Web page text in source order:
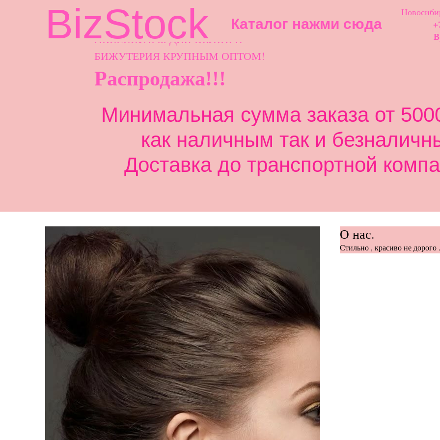
АКСЕССУАРЫ ДЛЯ ВОЛОС И
БИЖУТЕРИЯ КРУПНЫМ ОПТОМ!
Распродажа!!!
Минимальная сумма заказа от
как наличным так и
Доставка до транспортной
BizStock Каталог нажми сюда +
О нас.
Стильно , красиво не дорого